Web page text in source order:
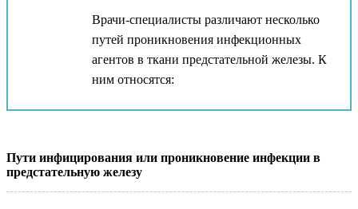
Врачи-специалисты различают несколько
путей проникновения инфекционных
агентов в ткани предстательной железы. К
ним относятся:
Пути инфицирования или проникновение инфекции в
предстательную железу